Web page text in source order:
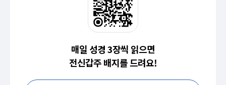
매일 성경 3장씩 읽으면
전신갑주 배지를 드려요!